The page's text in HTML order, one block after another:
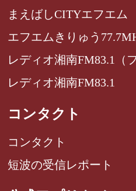
まえばしCITYエフエム
エフエムきりゅう
レディオ湘南FM83.1（
レディオ湘南FM83.1
コンタクト
コンタクト
短波の受信レポート